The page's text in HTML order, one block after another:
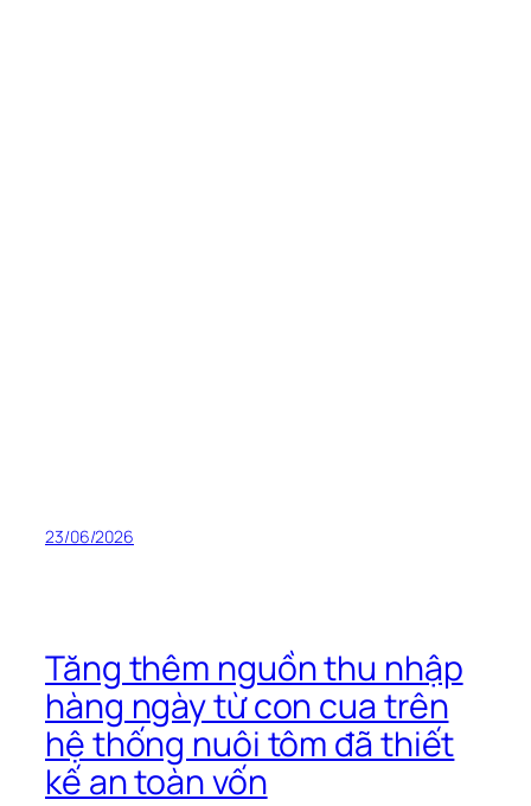
23/06/2026
Tăng thêm nguồn thu nhập
hàng ngày từ con cua trên
hệ thống nuôi tôm đã thiết
kế an toàn vốn